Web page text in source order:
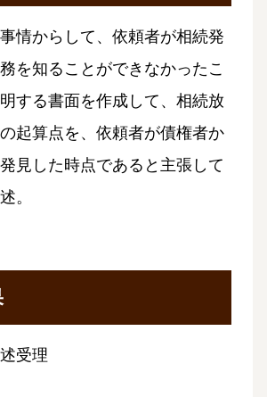
情からして、依頼者が相続発
を知ることができなかったこ
する書面を作成して、相続放
起算点を、依頼者が債権者か
見した時点であると主張して
。
受理